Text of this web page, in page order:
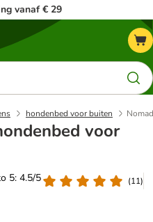
vanaf € 29
hondenbed voor buiten
voor
5: 4.5/5
(11)